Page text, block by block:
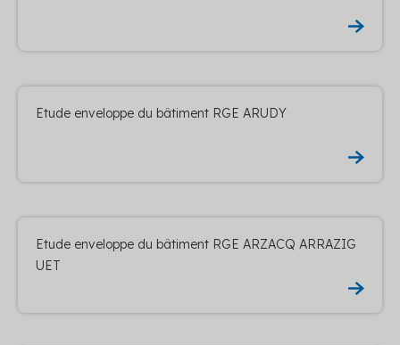
Etude enveloppe du bâtiment RGE ARUDY
Etude enveloppe du bâtiment RGE ARZACQ ARRAZIG
UET